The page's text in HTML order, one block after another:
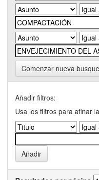
Comenzar nueva
Añadir filtros:
Usa los filtros para afinar